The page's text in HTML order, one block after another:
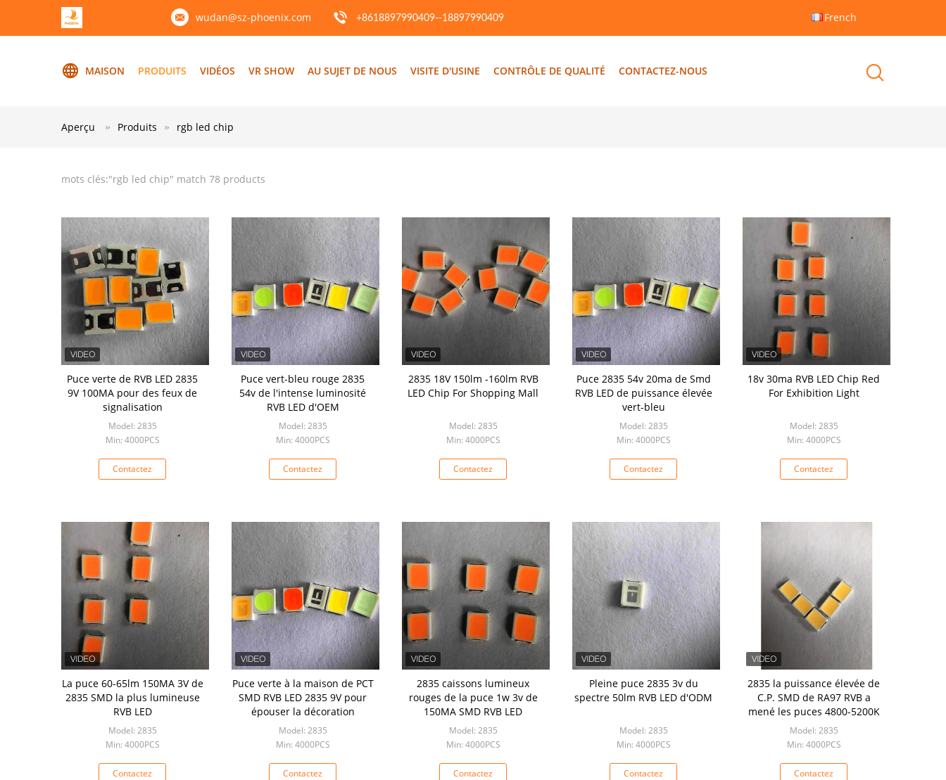
wudan@sz-phoenix.com +8618897990409--18897990409 French
MAISON PRODUITS VIDÉOS VR SHOW AU SUJET DE NOUS VISITE D'USINE CONTRÔLE DE QUALITÉ CONTACTEZ-NOUS
Aperçu Produits rgb led chip
mots clés:"rgb led chip" match 78 products
Puce verte de RVB LED 2835
9V 100MA pour des feux de
signalisation
Model: 2835
Min: 4000PCS
Contactez
Puce vert-bleu rouge 2835
54v de l'intense luminosité
RVB LED d'OEM
Model: 2835
Min: 4000PCS
Contactez
2835 18V 150lm -160lm RVB
LED Chip For Shopping Mall
Model: 2835
Min: 4000PCS
Contactez
Puce 2835 54v 20ma de Smd
RVB LED de puissance élevée
vert-bleu
Model: 2835
Min: 4000PCS
Contactez
18v 30ma RVB LED Chip Red
For Exhibition Light
Model: 2835
Min: 4000PCS
Contactez
La puce 60-65lm 150MA 3V de
2835 SMD la plus lumineuse
RVB LED
Model: 2835
Min: 4000PCS
Contactez
Puce verte à la maison de PCT
SMD RVB LED 2835 9V pour
épouser la décoration
Model: 2835
Min: 4000PCS
Contactez
2835 caissons lumineux
rouges de la puce 1w 3v de
150MA SMD RVB LED
Model: 2835
Min: 4000PCS
Contactez
Pleine puce 2835 3v du
spectre 50lm RVB LED d'ODM
Model: 2835
Min: 4000PCS
Contactez
2835 la puissance élevée de
C.P. SMD de RA97 RVB a
mené les puces 4800-5200K
Model: 2835
Min: 4000PCS
Contactez